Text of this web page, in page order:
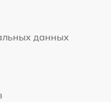
данных